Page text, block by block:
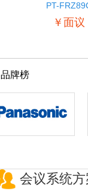
PT-
￥面议
品牌榜
会议系统